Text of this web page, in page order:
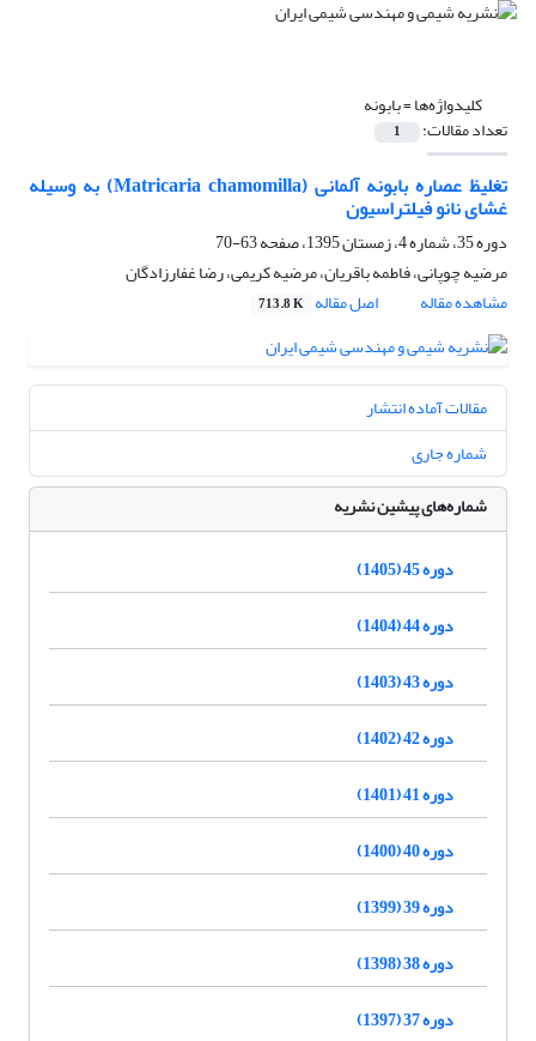
کلیدواژه‌ها =بابونه
تعداد مقالات: 1
تغلیظ عصاره بابونه آلمانی (Matricaria chamomilla) به وسیله
غشای نانو فیلتراسیون
دوره 35، شماره 4، زمستان 1395، صفحه
63-70
مرضیه چوپانی، فاطمه باقریان، مرضیه کریمی، رضا غفارزادگان
مشاهده مقاله
اصل مقاله 713.8 K
مقالات آماده انتشار
شماره جاری
شماره‌های پیشین نشریه
دوره 45 (1405)
دوره 44 (1404)
دوره 43 (1403)
دوره 42 (1402)
دوره 41 (1401)
دوره 40 (1400)
دوره 39 (1399)
دوره 38 (1398)
دوره 37 (1397)